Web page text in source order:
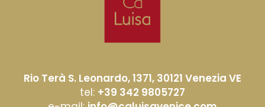
Rio Terà S. Leonardo, 1371, 30121 Venezia VE
tel: +39 342 9805727